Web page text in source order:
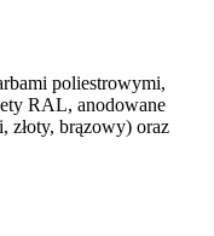
poliestrowymi,
RAL, anodowane
złoty, brązowy) oraz